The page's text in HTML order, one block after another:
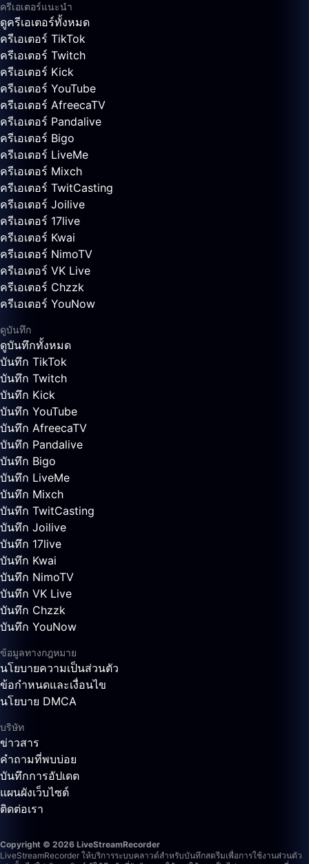
ครีเอเตอร์แนะนำ
ดูครีเอเตอร์ทั้งหมด
ครีเอเตอร์ TikTok
ครีเอเตอร์ Twitch
ครีเอเตอร์ Kick
ครีเอเตอร์ YouTube
ครีเอเตอร์ AfreecaTV
ครีเอเตอร์ Pandalive
ครีเอเตอร์ Bigo
ครีเอเตอร์ LiveMe
ครีเอเตอร์ Mixch
ครีเอเตอร์ TwitCasting
ครีเอเตอร์ Joilive
ครีเอเตอร์ 17live
ครีเอเตอร์ Kwai
ครีเอเตอร์ NimoTV
ครีเอเตอร์ VK Live
ครีเอเตอร์ Chzzk
ครีเอเตอร์ YouNow
ดูบันทึก
ดูบันทึกทั้งหมด
บันทึก TikTok
บันทึก Twitch
บันทึก Kick
บันทึก YouTube
บันทึก AfreecaTV
บันทึก Pandalive
บันทึก Bigo
บันทึก LiveMe
บันทึก Mixch
บันทึก TwitCasting
บันทึก Joilive
บันทึก 17live
บันทึก Kwai
บันทึก NimoTV
บันทึก VK Live
บันทึก Chzzk
บันทึก YouNow
ข้อมูลทางกฎหมาย
นโยบายความเป็นส่วนตัว
ข้อกำหนดและเงื่อนไข
นโยบาย DMCA
บริษัท
ข่าวสาร
คำถามที่พบบ่อย
บันทึกการอัปเดต
แผนผังเว็บไซต์
ติดต่อเรา
Copyright © 2026 LiveStreamRecorder
LiveStreamRecorder ให้บริการระบบคลาวด์สำหรับบันทึกสตรีมเพื่อการใช้งานส่วนตัว